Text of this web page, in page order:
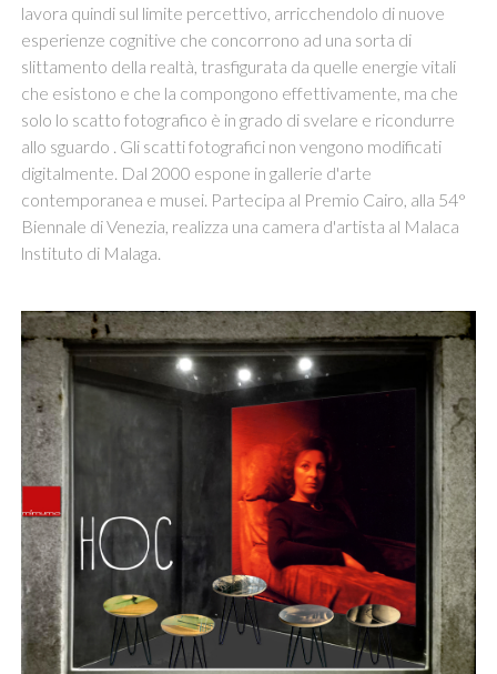
lavora quindi sul limite percettivo, arricchendolo di nuove
esperienze cognitive che concorrono ad una sorta di
slittamento della realtà, trasfigurata da quelle energie vitali
che esistono e che la compongono effettivamente, ma che
solo lo scatto fotografico è in grado di svelare e ricondurre
allo sguardo . Gli scatti fotografici non vengono modificati
digitalmente. Dal 2000 espone in gallerie d'arte
contemporanea e musei. Partecipa al Premio Cairo, alla 54°
Biennale di Venezia, realizza una camera d'artista al Malaca
lnstituto di Malaga.